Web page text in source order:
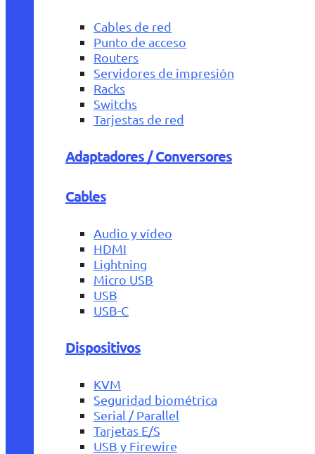
Cables de red
Punto de acceso
Routers
Servidores de impresión
Racks
Switchs
Tarjestas de red
Adaptadores / Conversores
Cables
Audio y vídeo
HDMI
Lightning
Micro USB
USB
USB-C
Dispositivos
KVM
Seguridad biométrica
Serial / Parallel
Tarjetas E/S
USB y Firewire